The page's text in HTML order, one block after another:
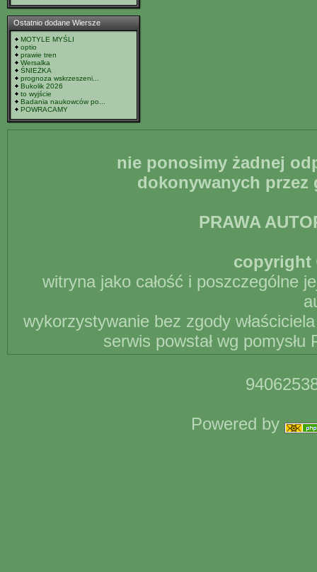
Ostatnio dodane Wiersze
MOTYLE MYŚLI
optio
prawie tren
Wersalka
ŚNIEŻKA
prognoza wskrzeszeni...
Bukolik 2026
to wyjście
Badania naukowców po...
POWRACAMY
nie ponosimy żadnej
dokonywanych
PRAWA
copyright
witryna jako całość i poszczególne
wykorzystywanie bez zgody
serwis powstał wg
Powered by